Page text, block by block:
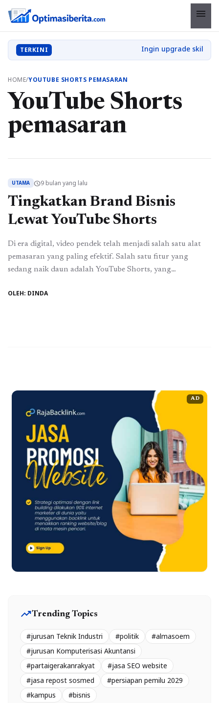
menu
TERKINI
HOME/YOUTUBE SHORTS PEMASARAN
YouTube Shorts
pemasaran
UTAMA schedule9 bulan yang lalu
Tingkatkan Brand Bisnis
Lewat YouTube Shorts
Di era digital, video pendek telah menjadi salah satu alat
pemasaran yang paling efektif. Salah satu fitur yang
sedang naik daun adalah YouTube Shorts, yang
dari 60 detik. Dengan jangkauan luas dan potensi viral
OLEH: DINDA
AD
trending_upTrending Topics
#jurusan Teknik Industri #politik
#almasoem
#jurusan Komputerisasi Akuntansi
#partaigerakanrakyat
#jasa SEO website
#jasa repost sosmed
#persiapan pemilu 2029
#kampus
#bisnis